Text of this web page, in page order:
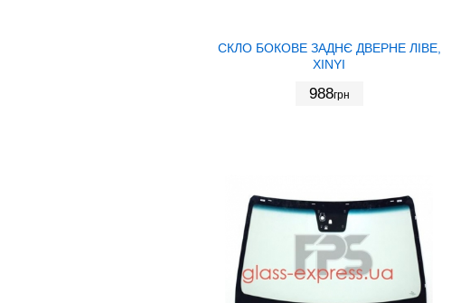
СКЛО БОКОВЕ ЗАДНЄ ДВЕРНЕ ЛІВЕ,
XINYI
988грн